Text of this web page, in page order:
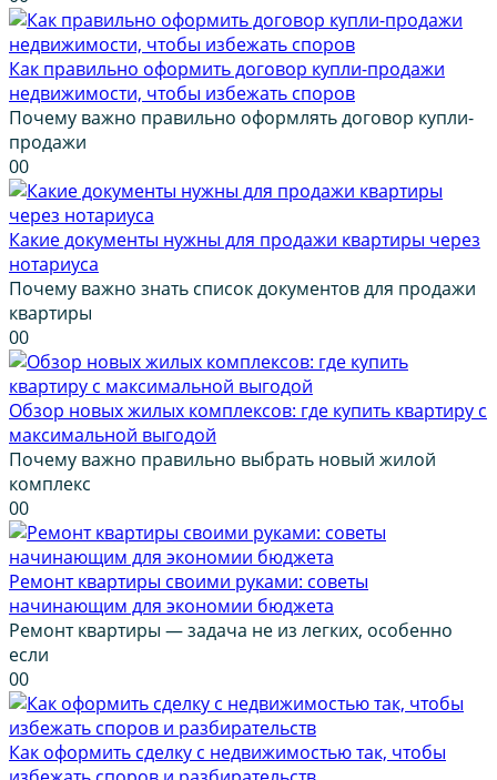
Как правильно оформить договор купли-продажи
недвижимости, чтобы избежать споров
Почему важно правильно оформлять договор купли-
продажи
00
Какие документы нужны для продажи квартиры через
нотариуса
Почему важно знать список документов для продажи
квартиры
00
Обзор новых жилых комплексов: где купить квартиру с
максимальной выгодой
Почему важно правильно выбрать новый жилой
комплекс
00
Ремонт квартиры своими руками: советы
начинающим для экономии бюджета
Ремонт квартиры — задача не из легких, особенно
если
00
Как оформить сделку с недвижимостью так, чтобы